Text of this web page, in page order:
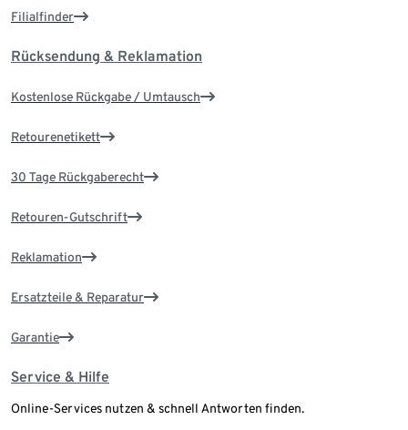
Filialfinder
Rücksendung & Reklamation
Kostenlose Rückgabe / Umtausch
Retourenetikett
30 Tage Rückgaberecht
Retouren-Gutschrift
Reklamation
Ersatzteile & Reparatur
Garantie
Service & Hilfe
Online-Services nutzen & schnell Antworten finden.